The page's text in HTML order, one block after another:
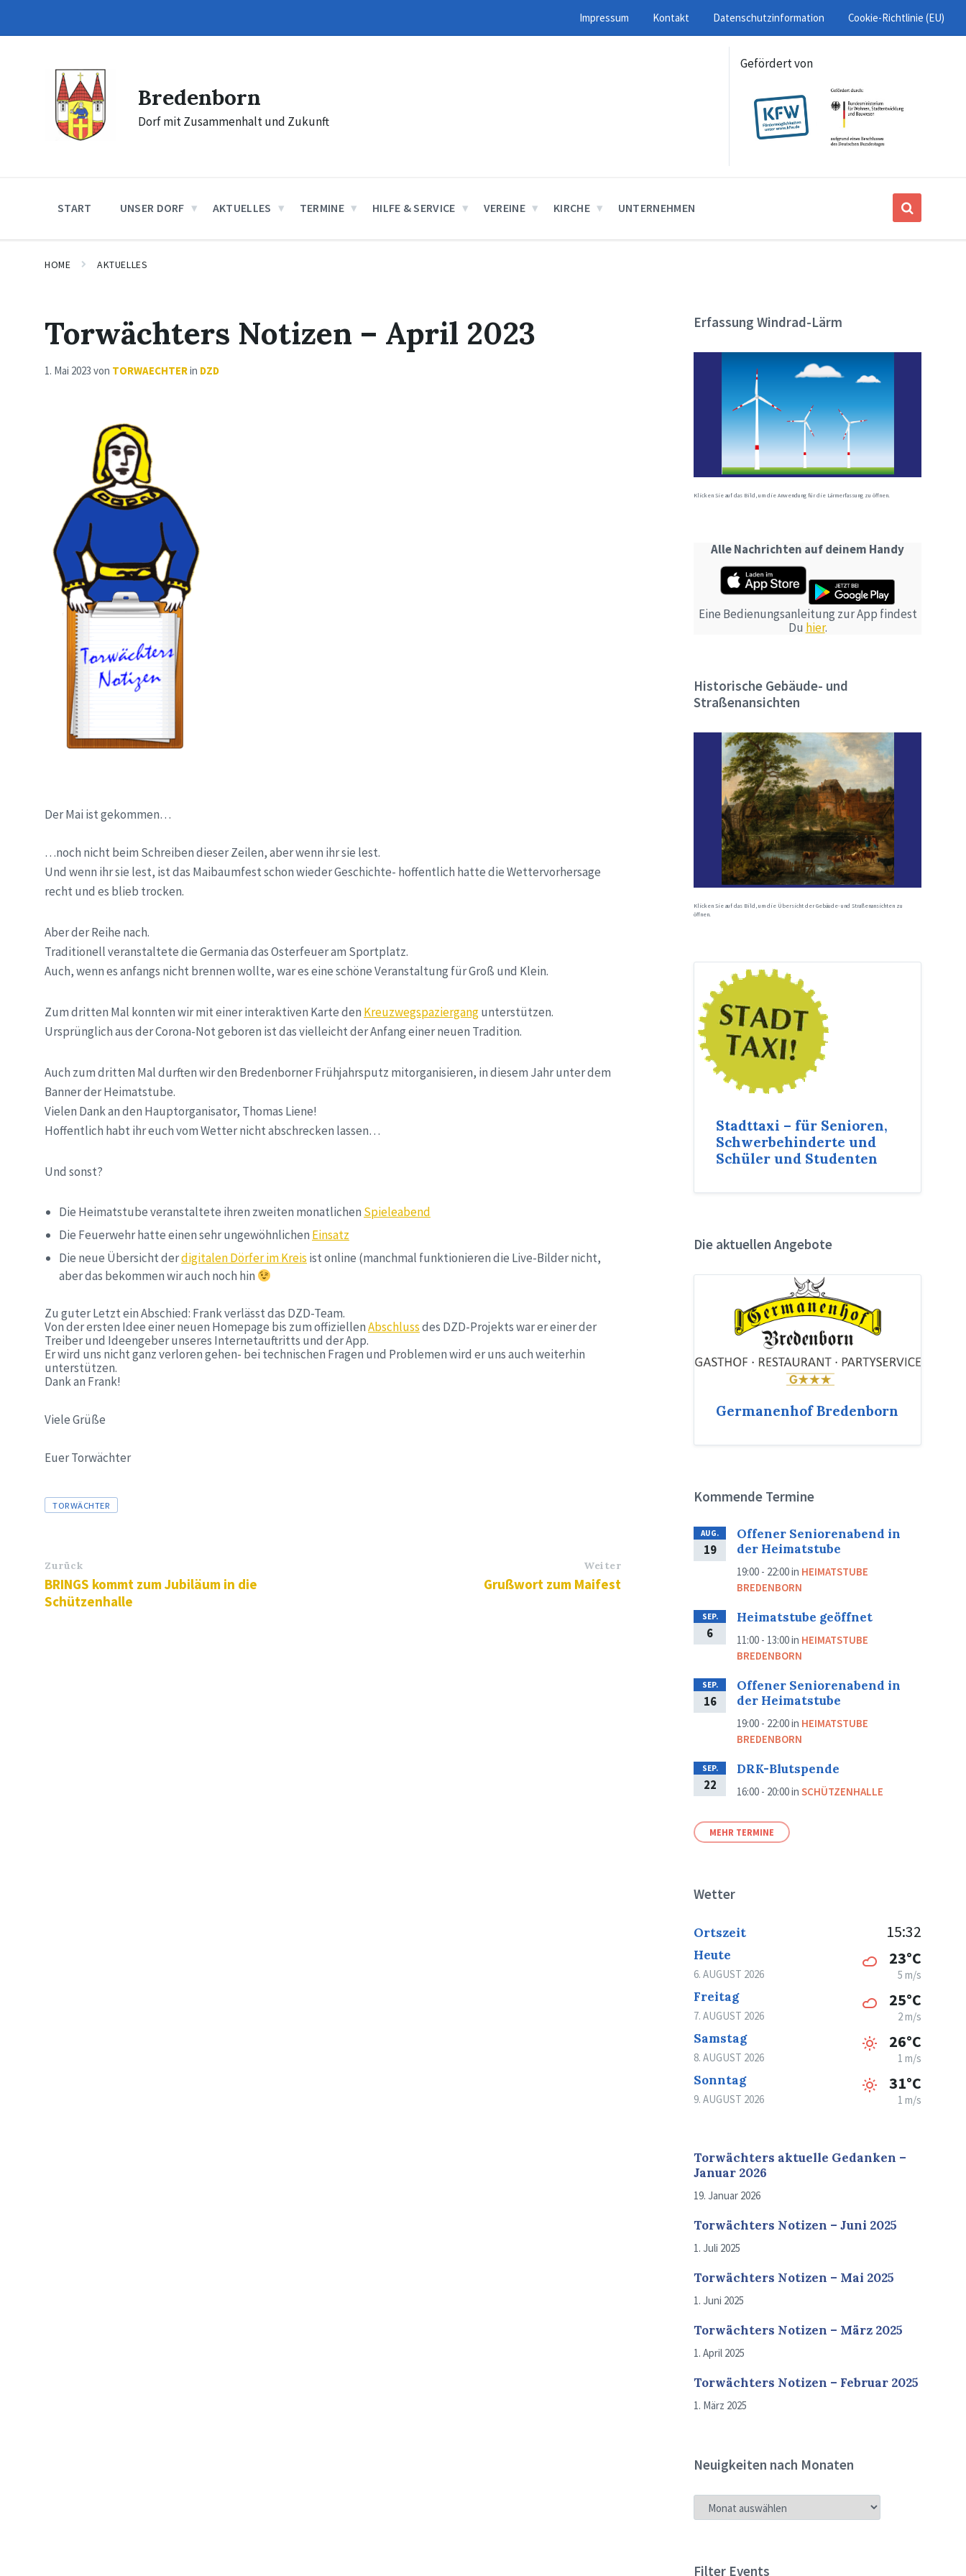
content
main
footer
Impressum Kontakt Datenschutzinformation Cookie-Richtlinie (EU)
Bredenborn
Dorf mit Zusammenhalt und Zukunft
Gefördert von
START UNSER DORF AKTUELLES TERMINE HILFE & SERVICE VEREINE KIRCHE UNTERNEHMEN
HOME AKTUELLES
Torwächters Notizen – April 2023
1. Mai 2023 von TORWAECHTERin DZD
Der Mai ist gekommen…
…noch nicht beim Schreiben dieser Zeilen, aber wenn ihr sie lest.
Und wenn ihr sie lest, ist das Maibaumfest schon wieder Geschichte- hoffentlich hatte die Wettervorhersage
recht und es blieb trocken.
Aber der Reihe nach.
Traditionell veranstaltete die Germania das Osterfeuer am Sportplatz.
Auch, wenn es anfangs nicht brennen wollte, war es eine schöne Veranstaltung für Groß und Klein.
Zum dritten Mal konnten wir mit einer interaktiven Karte den Kreuzwegspaziergangunterstützen.
Ursprünglich aus der Corona-Not geboren ist das vielleicht der Anfang einer neuen Tradition.
Auch zum dritten Mal durften wir den Bredenborner Frühjahrsputz mitorganisieren, in diesem Jahr unter dem
Banner der Heimatstube.
Vielen Dank an den Hauptorganisator, Thomas Liene!
Hoffentlich habt ihr euch vom Wetter nicht abschrecken lassen…
Und sonst?
Die Heimatstube veranstaltete ihren zweiten monatlichen Spieleabend
Die Feuerwehr hatte einen sehr ungewöhnlichen Einsatz
Die neue Übersicht derdigitalen Dörfer im Kreis ist online (manchmal funktionieren die Live-Bilder nicht,
aber das bekommen wir auch noch hin
Zu guter Letzt ein Abschied: Frank verlässt das DZD-Team.
Von der ersten Idee einer neuen Homepage bis zum offiziellenAbschlussdes DZD-Projekts war er einer der
Treiber und Ideengeber unseres Internetauftritts und der App.
Er wird uns nicht ganz verloren gehen- bei technischen Fragen und Problemen wird er uns auch weiterhin
unterstützen.
Dank an Frank!
Viele Grüße
Euer Torwächter
Tags
TORWÄCHTER
Zurück
BRINGS kommt zum Jubiläum in die
Schützenhalle
Weiter
Grußwort zum Maifest
Erfassung Windrad-Lärm
Klicken Sie auf das Bild, um die Anwendung für die Lärmerfassung zu öffnen.
Alle Nachrichten auf deinem Handy
Eine Bedienungsanleitung zur App findest
Du hier.
Historische Gebäude- und
Straßenansichten
Klicken Sie auf das Bild, um die Übersicht der Gebäude- und Straßenansichten zu
öffnen.
Stadttaxi – für Senioren,
Schwerbehinderte und
Schüler und Studenten
Die aktuellen Angebote
Germanenhof Bredenborn
Kommende Termine
AUG.
19
Offener Seniorenabend in
der Heimatstube
19:00 - 22:00in HEIMATSTUBE
BREDENBORN
SEP.
6
Heimatstube geöffnet
11:00 - 13:00in HEIMATSTUBE
BREDENBORN
SEP.
16
Offener Seniorenabend in
der Heimatstube
19:00 - 22:00in HEIMATSTUBE
BREDENBORN
SEP.
22
DRK-Blutspende
16:00 - 20:00inSCHÜTZENHALLE
MEHR TERMINE
Wetter
Ortszeit 15:32
Heute
6. AUGUST 2026
23°C
5 m/s
Freitag
7. AUGUST 2026
25°C
2 m/s
Samstag
8. AUGUST 2026
26°C
1 m/s
Sonntag
9. AUGUST 2026
31°C
1 m/s
Torwächters aktuelle Gedanken –
Januar 2026
19. Januar 2026
Torwächters Notizen – Juni 2025
1. Juli 2025
Torwächters Notizen – Mai 2025
1. Juni 2025
Torwächters Notizen – März 2025
1. April 2025
Torwächters Notizen – Februar 2025
1. März 2025
Neuigkeiten nach Monaten
NEUIGKEITEN
NACH
Filter Events